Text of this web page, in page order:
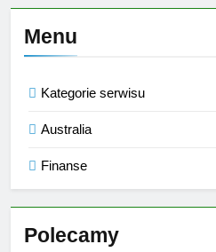
Menu
Kategorie serwisu
Australia
Finanse
Polecamy